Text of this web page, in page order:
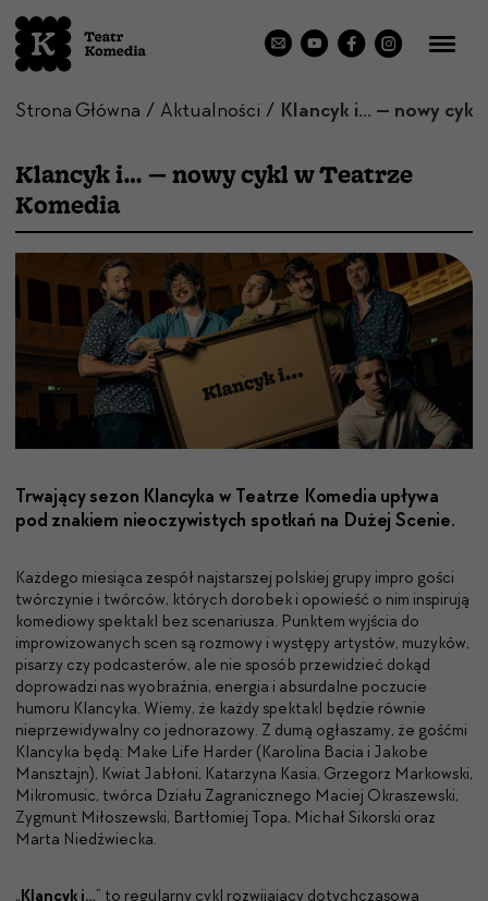
Strona Główna Aktualności
Klancyk i… — nowy cykl w Teatrze
Komedia
Trwa­ją­cy sezon Klan­cy­ka w Teatrze Kome­dia upły­wa
pod znakiem nieoczy­wistych spotkań na Dużej Sce­nie.
Każdego miesiąca zespół najstarszej polskiej grupy impro gości
twórczynie i twórców, których dorobek i opowieść o nim inspirują
komediowy spektakl bez scenariusza. Punktem wyjścia do
improwizowanych scen są rozmowy i występy artystów, muzyków,
pisarzy czy podcasterów, ale nie sposób przewidzieć dokąd
doprowadzi nas wyobraźnia, energia i absurdalne poczucie
humoru Klancyka. Wiemy, że każdy spektakl będzie równie
nieprzewidywalny co jednorazowy. Z dumą ogłaszamy, że gośćmi
Klancyka będą: Make Life Harder (Karolina Bacia i Jakobe
Mansztajn), Kwiat Jabłoni, Katarzyna Kasia, Grzegorz Markowski,
Mikromusic, twórca Działu Zagranicznego Maciej Okraszewski,
Zygmunt Miłoszewski, Bartłomiej Topa, Michał Sikorski oraz
Marta Niedźwiecka.
„Klancyk i…” to regularny cykl rozwijający dotychczasową